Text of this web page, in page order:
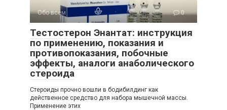
Обо всем 0
Тестостерон Энантат: инструкция
по применению, показания и
противопоказания, побочные
эффекты, аналоги анаболического
стероида
Стероиды прочно вошли в бодибилдинг как
действенное средство для набора мышечной массы.
Применение этих